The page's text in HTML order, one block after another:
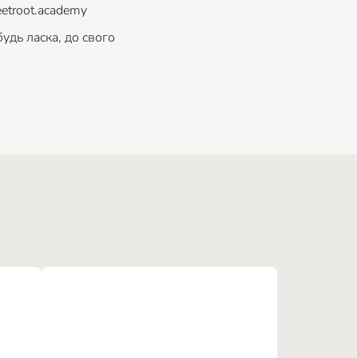
ласка, до свого